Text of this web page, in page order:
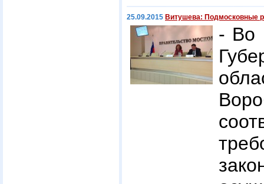
25.09.2015 Витушева: Подмосковные
- Во